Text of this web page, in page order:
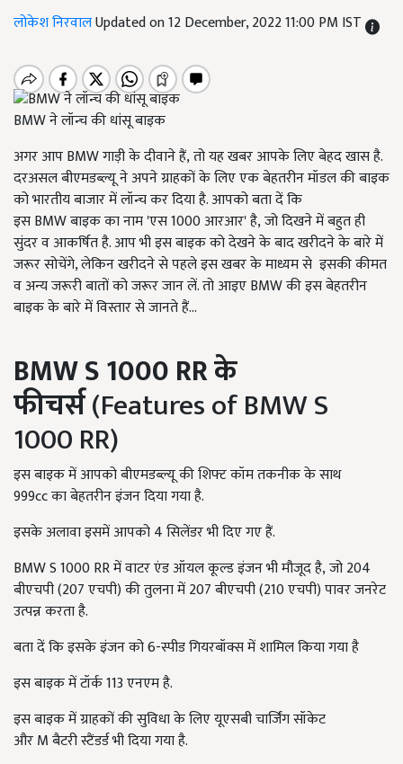
लोकेश निरवालUpdated on 12 December, 2022 11:00 PM IST
BMW ने लॉन्च की धांसू बाइक
अगर आपBMWगाड़ी के दीवाने हैं,तो यह खबर आपके लिए बेहद खास है.
दरअसल बीएमडब्ल्यू ने अपने ग्राहकों के लिए एक बेहतरीन मॉडल की बाइक
को भारतीय बाजार में लॉन्च कर दिया है. आपको बता दें कि
इसBMWबाइक का नाम'एस 1000 आरआर'है,जो दिखने में बहुत ही
सुंदर व आकर्षित है. आप भी इस बाइक को देखने के बाद खरीदने के बारे में
जरूर सोचेंगे, लेकिन खरीदने से पहले इस खबर के माध्यम से इसकी कीमत
व अन्य जरूरी बातों को जरूर जान लें. तो आइएBMWकी इस बेहतरीन
बाइक के बारे में विस्तार से जानते हैं...
BMW S1000RRके
फीचर्स(Features of BMW S
1000 RR)
इस बाइक में आपको बीएमडब्ल्यू की शिफ्ट कॉम तकनीक के साथ
999ccका बेहतरीन इंजन दिया गया है.
इसके अलावा इसमें आपको 4 सिलेंडर भी दिए गए हैं.
BMW S1000RRमें वाटर एंड ऑयल कूल्ड इंजन भी मौजूद है,जो 204
बीएचपी (207 एचपी) की तुलना में 207 बीएचपी (210 एचपी) पावर जनरेट
उत्पन्न करता है.
बता दें कि इसके इंजन को 6-स्पीड गियरबॉक्स में शामिल किया गया है
इस बाइक में टॉर्क 113 एनएम है.
इस बाइक में ग्राहकों की सुविधा के लिए यूएसबी चार्जिंग सॉकेट
औरMबैटरी स्टैंडर्ड भी दिया गया है.